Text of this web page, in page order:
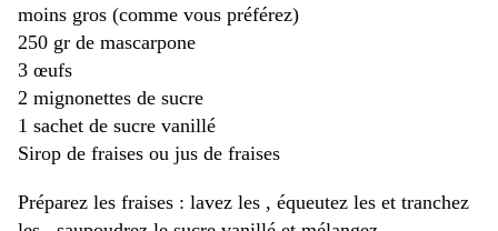
moins gros (comme vous préférez)
250 gr de mascarpone
3 œufs
2 mignonettes de sucre
1 sachet de sucre vanillé
Sirop de fraises ou jus de fraises
Préparez les fraises : lavez les , équeutez les et tranchez